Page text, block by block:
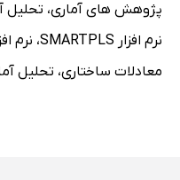
پژوهش های آماری، تحلیل
نرم افزار SMARTPLS
، نرم
معادلات ساختاری، تحلیل